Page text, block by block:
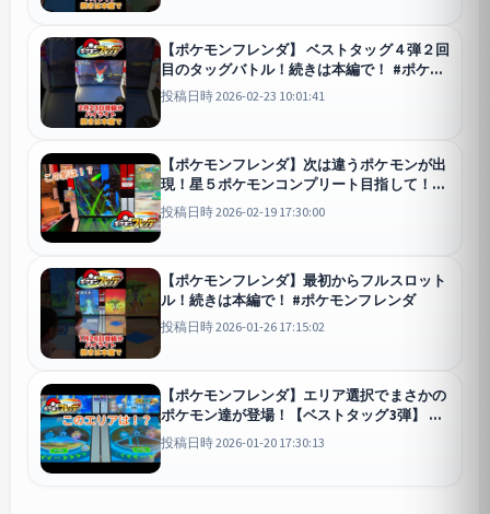
【ポケモンフレンダ】 ベストタッグ４弾２回
目のタッグバトル！続きは本編で！ #ポケモ
ンフレンダ
投稿日時 2026-02-23 10:01:41
【ポケモンフレンダ】次は違うポケモンが出
現！星５ポケモンコンプリート目指して！
【ベストタッグ4弾】 #ポケモンフレンダ
投稿日時 2026-02-19 17:30:00
【ポケモンフレンダ】最初からフルスロット
ル！続きは本編で！ #ポケモンフレンダ
投稿日時 2026-01-26 17:15:02
【ポケモンフレンダ】エリア選択でまさかの
ポケモン達が登場！【ベストタッグ3弾】 #
ポケモンフレンダ
投稿日時 2026-01-20 17:30:13